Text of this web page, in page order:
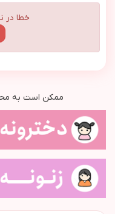
خطا در
ممکن است به